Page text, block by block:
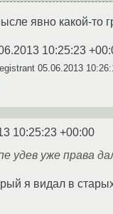
явно какой-то
10:25:23
05.06.2013
10:25:23 +00:00
удев уже права
я видал в